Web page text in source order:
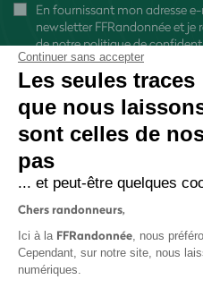
En fournissant mon adresse
newsletter FFRandonnée et
denotre politique de
Continuer sans accepter
Les seules traces
que nous
sont celles de
pas
... et peut-être quelques
Chers randonneurs,
Ici à la FFRandonnée, nous
Cependant, sur notre site, nous
numériques.